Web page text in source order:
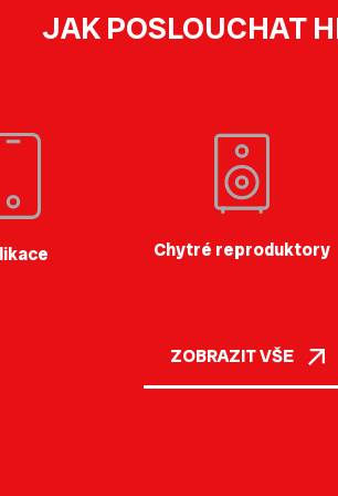
JAK POSLOUCHAT
Chytré reproduktory
ZOBRAZIT VŠE